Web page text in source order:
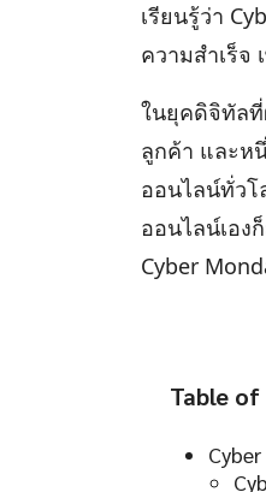
เรียนรู้ว่า
ความสำเร็จ
ในยุคดิจิทัล
ลูกค้า และห
ออนไลน์ทั่วโ
ออนไลน์เอง
Cyber
Table